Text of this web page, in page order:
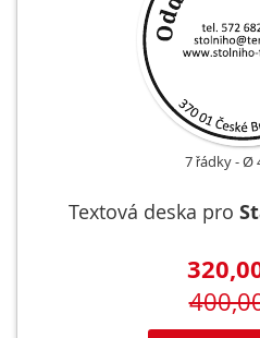
7 řádky Ø
Textová deska pro